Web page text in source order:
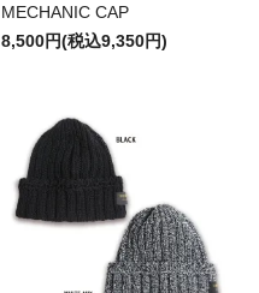
MECHANIC CAP
8,500円(税込9,350円)